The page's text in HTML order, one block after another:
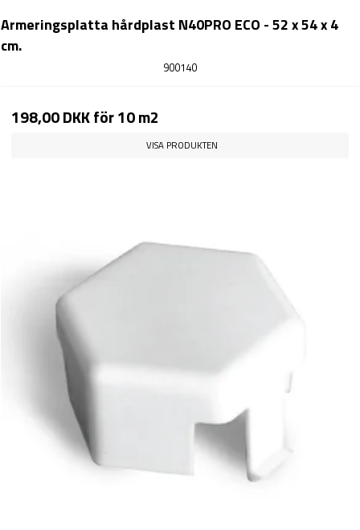
Armeringsplatta hårdplast N40PRO ECO - 52 x 54 x 4
cm.
900140
198,00 DKKför 10 m2
VISA PRODUKTEN